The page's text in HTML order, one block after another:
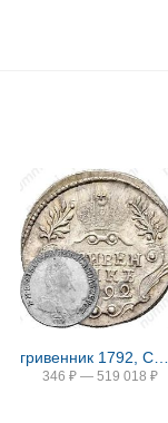
346 ₽ — 519 018 ₽